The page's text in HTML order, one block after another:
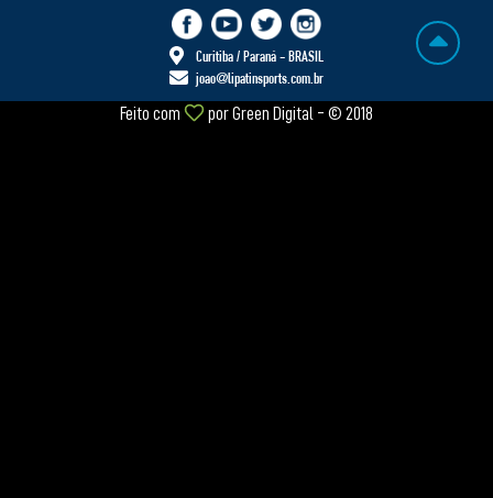
Curitiba / Paraná - BRASIL
joao@lipatinsports.com.br
Feito com porGreen Digital - © 2018